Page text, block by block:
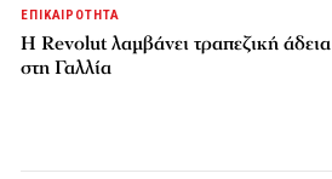
ΕΠΙΚΑΙΡΟΤΗΤΑ
Η Revolut λαμβάνει τραπεζική άδεια
στη Γαλλία